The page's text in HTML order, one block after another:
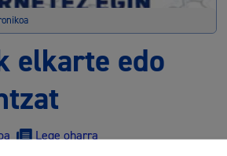
elkarte edo
Lege oharra